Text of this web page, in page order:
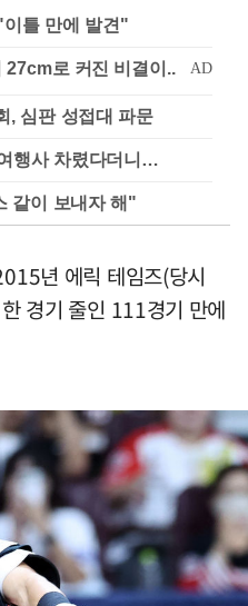
틀 만에 발견"
, 심판 성접대 파문
행사 차렸다더니…
같이 보내자 해"
년 에릭 테임즈(당시
경기 줄인 111경기 만에